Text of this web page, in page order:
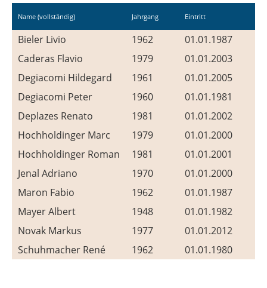
Name (vollständig) Jahrgang Eintritt
Bieler Livio 1962
01.01.1987
Caderas Flavio
1979
01.01.2003
Degiacomi Hildegard
1961
01.01.2005
Degiacomi Peter
1960
01.01.1981
Deplazes Renato
1981
01.01.2002
Hochholdinger Marc
1979
01.01.2000
Hochholdinger Roman
1981
01.01.2001
Jenal Adriano
1970
01.01.2000
Maron Fabio
1962
01.01.1987
Mayer Albert
1948
01.01.1982
Novak Markus
1977
01.01.2012
Schuhmacher René
1962 01.01.1980